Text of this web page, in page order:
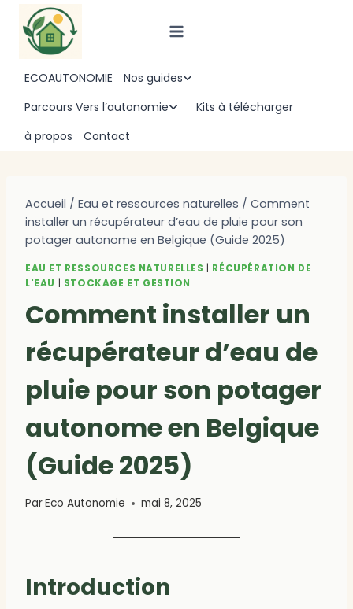
contenu
ECOAUTONOMIE Nos guides
le
Parcours Vers l’autonomie
Ouvrir/fermer
Kits à télécharger
à propos
Contact
Accueil / Eau et ressources naturelles / Comment
installer un récupérateur d’eau de pluie pour son
potager autonome en Belgique (Guide 2025)
EAU ET RESSOURCES NATURELLES | RÉCUPÉRATION DE
L'EAU | STOCKAGE ET GESTION
Comment installer un
récupérateur d’eau de
pluie pour son potager
autonome en Belgique
(Guide 2025)
ParEco Autonomie mai 8, 2025
Introduction